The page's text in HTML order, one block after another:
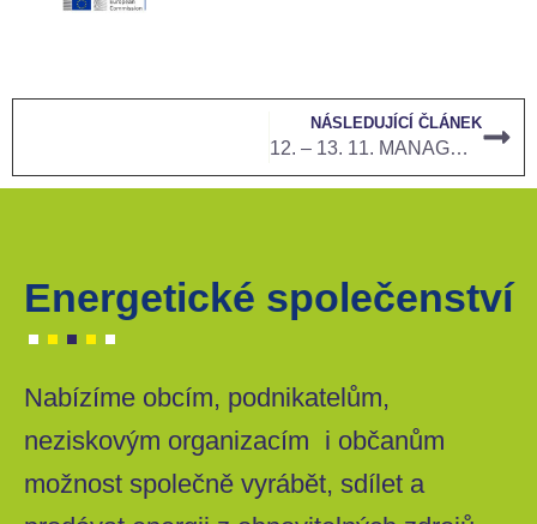
NÁSLEDUJÍCÍ ČLÁNEK
12. – 13. 11. MANAGENERGY MASTER CLASS 9 BRUSEL
Energetické společenství
Nabízíme obcím, podnikatelům,
neziskovým organizacím i občanům
možnost společně vyrábět, sdílet a